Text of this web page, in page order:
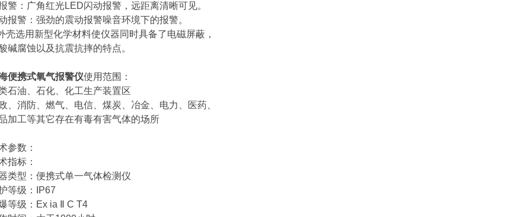
警：广角红光LED闪动报警，远距离清晰可见。
报警：强劲的震动报警噪音环境下的报警。
壳选用新型化学材料使仪器同时具备了电磁屏蔽，
碱腐蚀以及抗震抗摔的特点。
便携式氧气报警仪使用范围：
类石油、石化、化工生产装置区
、消防、燃气、电信、煤炭、冶金、电力、医药、
加工等其它存在有毒有害气体的场所
参数：
指标：
类型：便携式单一气体检测仪
等级：IP67
等级：Ex ia Ⅱ C T4